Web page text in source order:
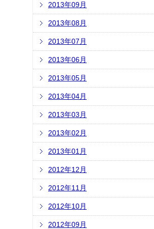
2013年09月
2013年08月
2013年07月
2013年06月
2013年05月
2013年04月
2013年03月
2013年02月
2013年01月
2012年12月
2012年11月
2012年10月
2012年09月